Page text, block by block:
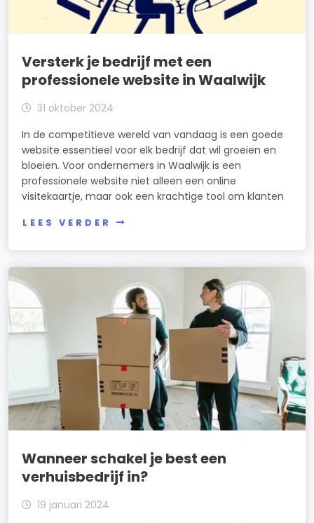
Versterk je bedrijf met een
professionele website in Waalwijk
31 oktober 2024
In de competitieve wereld van vandaag is een goede
website essentieel voor elk bedrijf dat wil groeien en
bloeien. Voor ondernemers in Waalwijk is een
professionele website niet alleen een online
visitekaartje, maar ook een krachtige tool om klanten
LEES VERDER
Wanneer schakel je best een
verhuisbedrijf in?
19 januari 2024